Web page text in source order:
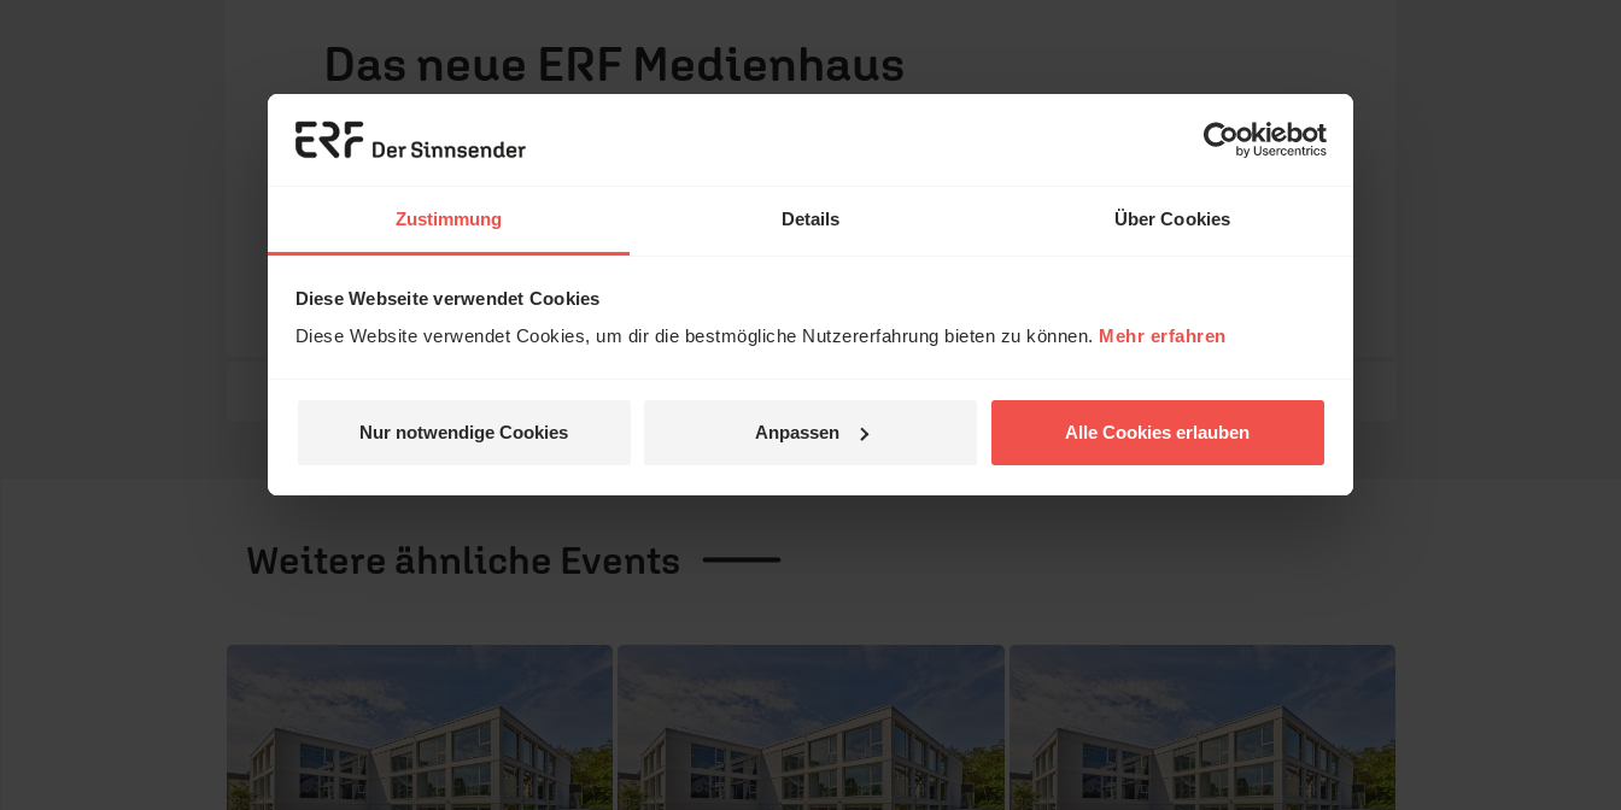
Zustimmung Details Über Cookies
Diese Webseite verwendet Cookies
Diese Website verwendet Cookies, um dir die bestmögliche Nutzererfahrung bieten zu können. Mehr erfahren
Nur notwendige Cookies Anpassen Alle Cookies erlauben
Das neue ERF Medienhaus
erkunden
Medienhaus. Dabei sehen Sie, wie und wo wir arbeiten. Sie erkunden unsere
Aufnahme- und Schnitträume, weitere Arbeitsflächen, den großen Besprechungs-
Weitere ähnliche Events